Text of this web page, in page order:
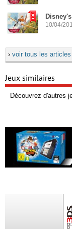
10/04/
› voir tous les articles
Jeux similaires
Découvrez d'autres